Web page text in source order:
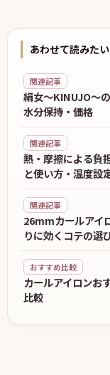
あわせて読みたい
関連記事
絹女〜KINUJO〜
水分保持・価格
関連記事
熱・摩擦による負
と使い方・温度設
関連記事
26mmカールアイ
りに効くコテの選
おすすめ比較
カールアイロンお
比較